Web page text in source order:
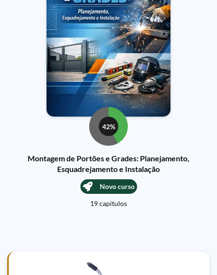
42%
Montagem de Portões e Grades: Planejamento,
Esquadrejamento e Instalação
Novo curso
19 capítulos